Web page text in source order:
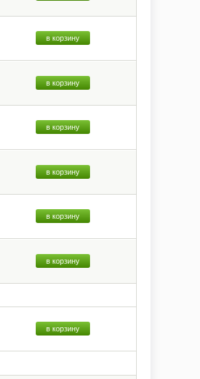
в корзину
в корзину
в корзину
в корзину
в корзину
в корзину
в корзину